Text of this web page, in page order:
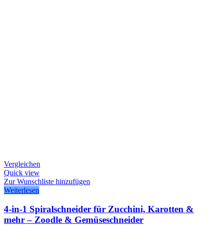
Vergleichen
Quick view
Zur Wunschliste hinzufügen
Weiterlesen
4-in-1 Spiralschneider für Zucchini, Karotten &
mehr – Zoodle & Gemüseschneider